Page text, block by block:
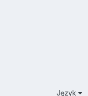
Język